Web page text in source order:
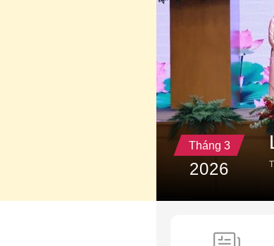
Tháng 3
2026